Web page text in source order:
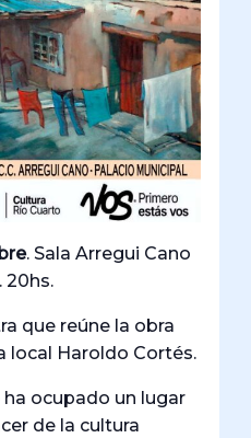
. Sala Arregui Cano
20hs.
que reúne la obra
local Haroldo Cortés.
ocupado un lugar
de la cultura